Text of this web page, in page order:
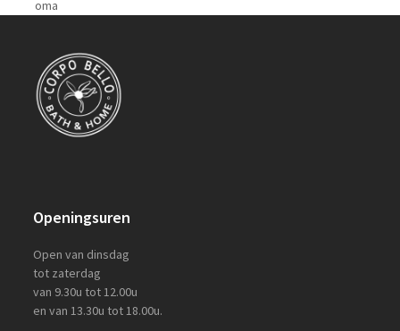
post:oma
Openingsuren
Open van dinsdag
tot zaterdag
van 9.30u tot 12.00u
en van 13.30u tot 18.00u.